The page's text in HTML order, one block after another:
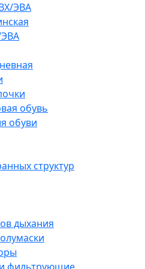
ЭВА
обувь
обуви
структур
дыхания